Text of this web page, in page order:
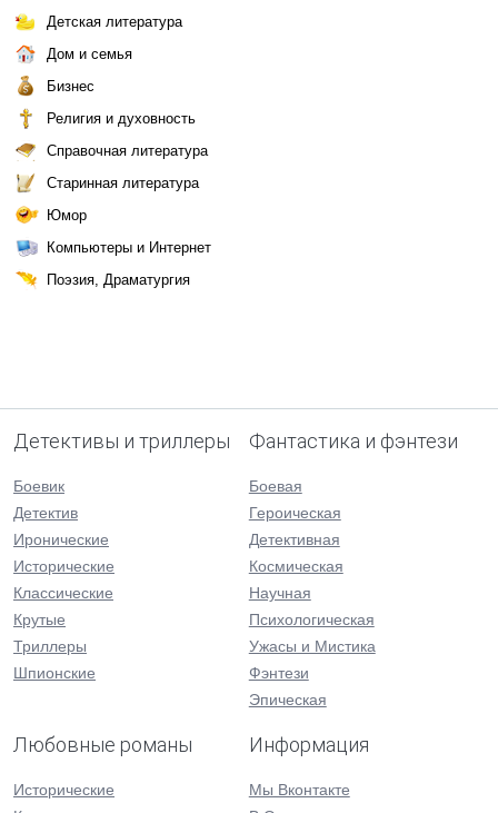
Детская литература
Дом и семья
Бизнес
Религия и духовность
Справочная литература
Старинная литература
Юмор
Компьютеры и Интернет
Поэзия, Драматургия
Детективы и триллеры
Боевик
Детектив
Иронические
Исторические
Классические
Крутые
Триллеры
Шпионские
Фантастика и фэнтези
Боевая
Героическая
Детективная
Космическая
Научная
Психологическая
Ужасы и Мистика
Фэнтези
Эпическая
Любовные романы
Исторические
Информация
Мы Вконтакте